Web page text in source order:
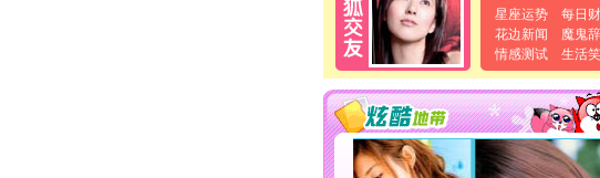
星座运势
每日
花边新闻
魔鬼
情感测试
生活